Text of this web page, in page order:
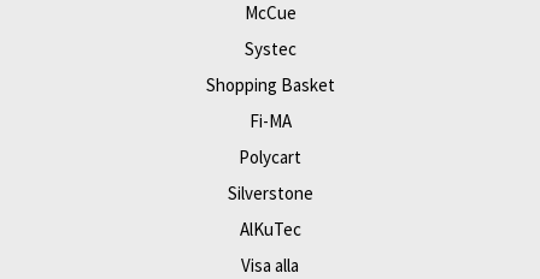
McCue
Systec
Shopping Basket
Fi-MA
Polycart
Silverstone
AlKuTec
Visa alla